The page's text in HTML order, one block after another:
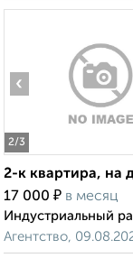
2/3
‹
2-к квартира, на
17 000 ₽ в месяц
Индустриальный
Агентство,